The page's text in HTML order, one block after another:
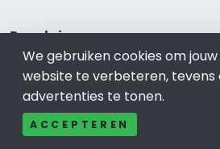
Populair
Woningruil Arnhem
Prive Spa-Sauna Arnhem
Bedrijfsruimte Arnhem
We gebruiken cookies om
website te verbeteren,
advertenties te tonen.
ACCEPTEREN